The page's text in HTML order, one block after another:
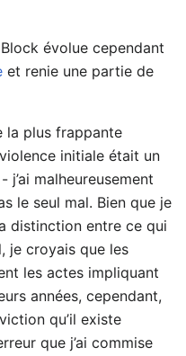
évolue cependant
et renie une partie de
la plus frappante
initiale était un
j’ai malheureusement
le seul mal. Bien que je
distinction entre ce qui
je croyais que les
les actes impliquant
années, cependant,
qu’il existe
que j’ai commise